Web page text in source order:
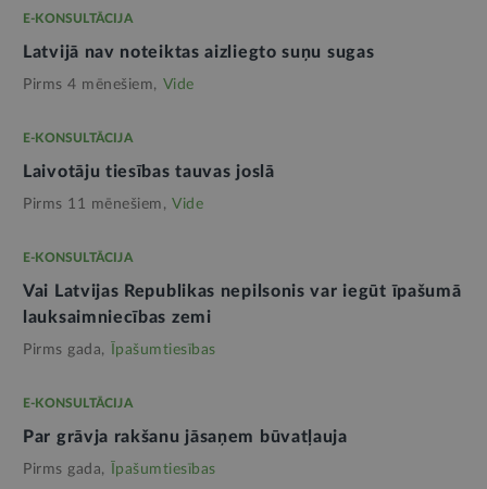
E-KONSULTĀCIJA
Latvijā nav noteiktas aizliegto suņu sugas
Pirms 4 mēnešiem, Vide
E-KONSULTĀCIJA
Laivotāju tiesības tauvas joslā
Pirms 11 mēnešiem, Vide
E-KONSULTĀCIJA
Vai Latvijas Republikas nepilsonis var iegūt īpašumā
lauksaimniecības zemi
Pirms gada, Īpašumtiesības
E-KONSULTĀCIJA
Par grāvja rakšanu jāsaņem būvatļauja
Pirms gada, Īpašumtiesības